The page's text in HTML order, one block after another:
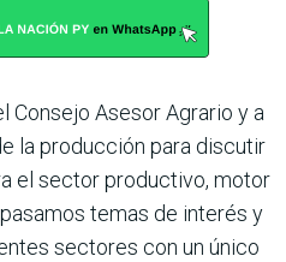
Consejo Asesor Agrario y a
la producción para discutir
el sector productivo, motor
temas de interés y
sectores con un único